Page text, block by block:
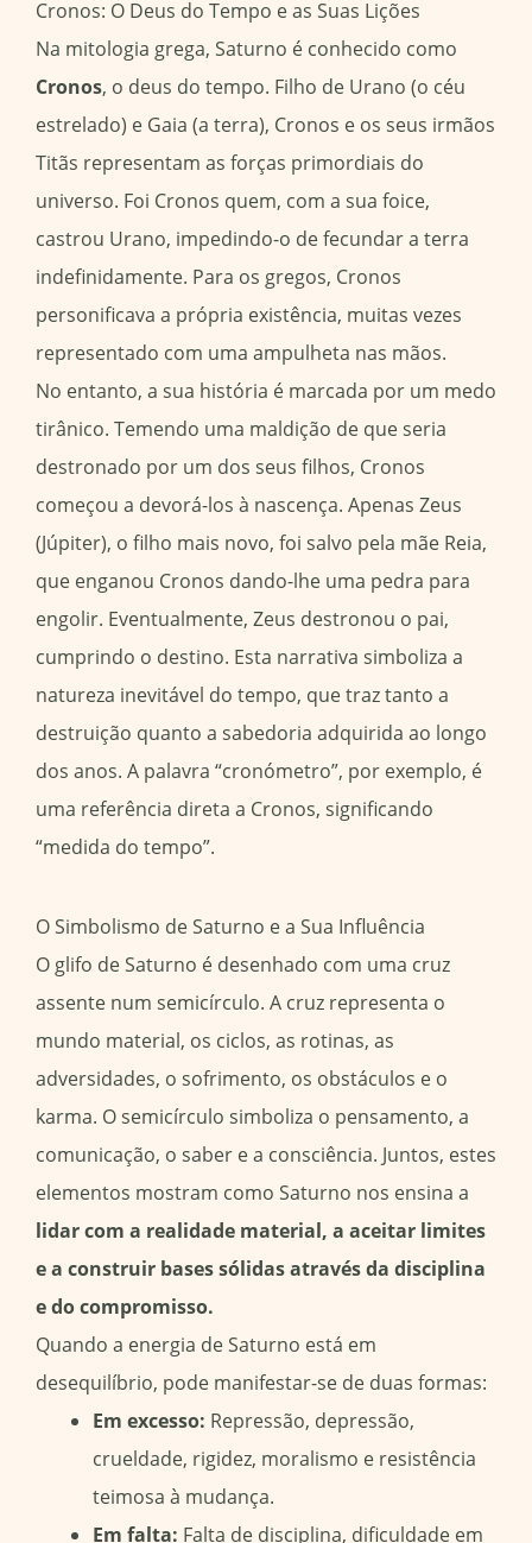
Cronos: O Deus do Tempo e as Suas Lições
Na mitologia grega, Saturno é conhecido como
Cronos, o deus do tempo. Filho de Urano (o céu
estrelado) e Gaia (a terra), Cronos e os seus irmãos
Titãs representam as forças primordiais do
universo. Foi Cronos quem, com a sua foice,
castrou Urano, impedindo-o de fecundar a terra
indefinidamente. Para os gregos, Cronos
personificava a própria existência, muitas vezes
representado com uma ampulheta nas mãos.
No entanto, a sua história é marcada por um medo
tirânico. Temendo uma maldição de que seria
destronado por um dos seus filhos, Cronos
começou a devorá-los à nascença. Apenas Zeus
(Júpiter), o filho mais novo, foi salvo pela mãe Reia,
que enganou Cronos dando-lhe uma pedra para
engolir. Eventualmente, Zeus destronou o pai,
cumprindo o destino. Esta narrativa simboliza a
natureza inevitável do tempo, que traz tanto a
destruição quanto a sabedoria adquirida ao longo
dos anos. A palavra “cronómetro”, por exemplo, é
uma referência direta a Cronos, significando
“medida do tempo”.
O Simbolismo de Saturno e a Sua Influência
O glifo de Saturno é desenhado com uma cruz
assente num semicírculo. A cruz representa o
mundo material, os ciclos, as rotinas, as
adversidades, o sofrimento, os obstáculos e o
karma. O semicírculo simboliza o pensamento, a
comunicação, o saber e a consciência. Juntos, estes
elementos mostram como Saturno nos ensina a
lidar com a realidade material, a aceitar limites
e a construir bases sólidas através da disciplina
e do compromisso.
Quando a energia de Saturno está em
desequilíbrio, pode manifestar-se de duas formas:
Em excesso: Repressão, depressão,
crueldade, rigidez, moralismo e resistência
teimosa à mudança.
Em falta: Falta de disciplina, dificuldade em